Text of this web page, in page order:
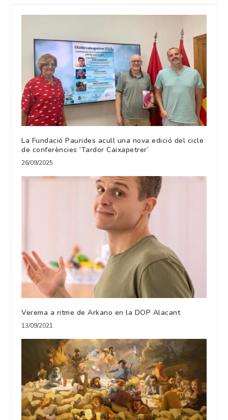
La Fundació Paurides acull una nova edició del cicle
de conferències ‘Tardor Caixapetrer’
26/09/2025
Verema a ritme de Arkano en la DOP Alacant
13/09/2021